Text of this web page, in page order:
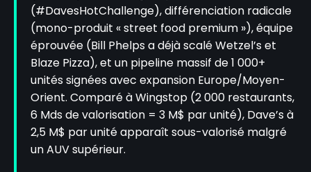
(#DavesHotChallenge), différenciation radicale
(mono-produit « street food premium »), équipe
éprouvée (Bill Phelps a déjà scalé Wetzel’s et
Blaze Pizza), et un pipeline massif de 1 000+
unités signées avec expansion Europe/Moyen-
Orient. Comparé à Wingstop (2 000 restaurants,
6 Mds de valorisation = 3 M$ par unité), Dave’s à
2,5 M$ par unité apparaît sous-valorisé malgré
un AUV supérieur.